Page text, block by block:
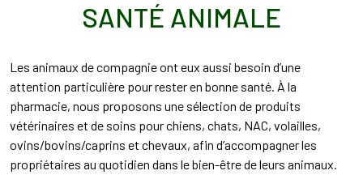
SANTÉ ANIMALE
Les animaux de compagnie ont eux aussi besoin d’une
attention particulière pour rester en bonne santé. À la
pharmacie, nous proposons une sélection de produits
vétérinaires et de soins pour chiens, chats, NAC, volailles,
ovins/bovins/caprins et chevaux, afin d’accompagner les
propriétaires au quotidien dans le bien-être de leurs animaux.